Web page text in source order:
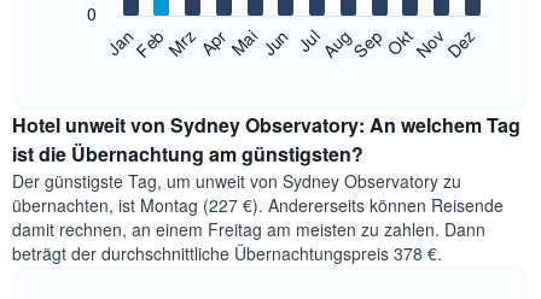
folgende
den
durchschnittlichen
Zimmerpreis
im
jeweiligen
Monat
an.
JanFebMrzAprMaiJun JulAugSep OktNovDez
0
Hotel unweit von Sydney Observatory: An welchem Tag
ist die Übernachtung am günstigsten?
Der günstigste Tag, um unweit von Sydney Observatory zu
übernachten, ist Montag (227 €). Andererseits können Reisende
damit rechnen, an einem Freitag am meisten zu zahlen. Dann
beträgt der durchschnittliche Übernachtungspreis 378 €.